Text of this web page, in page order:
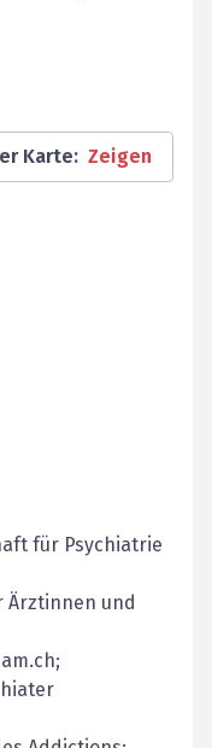
Karte: Zeigen
für Psychiatrie
Ärztinnen und